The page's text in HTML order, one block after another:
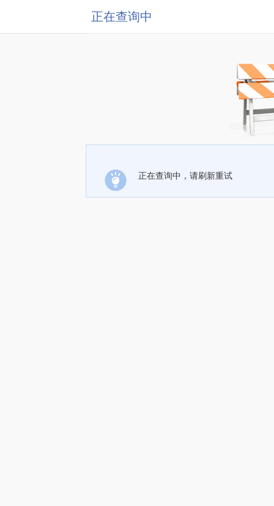
正在查询中
正在查询中，请刷新重试